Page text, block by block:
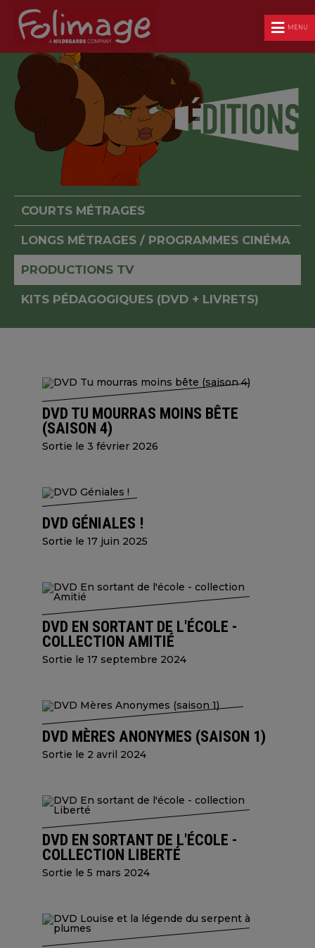
MENU
COURTS MÉTRAGES
LONGS MÉTRAGES / PROGRAMMES CINÉMA
PRODUCTIONS TV
KITS PÉDAGOGIQUES (DVD + LIVRETS)
DVD TU MOURRAS MOINS BÊTE
(SAISON 4)
Sortie le 3 février 2026
DVD GÉNIALES !
Sortie le 17 juin 2025
DVD EN SORTANT DE L'ÉCOLE -
COLLECTION AMITIÉ
Sortie le 17 septembre 2024
DVD MÈRES ANONYMES (SAISON 1)
Sortie le 2 avril 2024
DVD EN SORTANT DE L'ÉCOLE -
COLLECTION LIBERTÉ
Sortie le 5 mars 2024